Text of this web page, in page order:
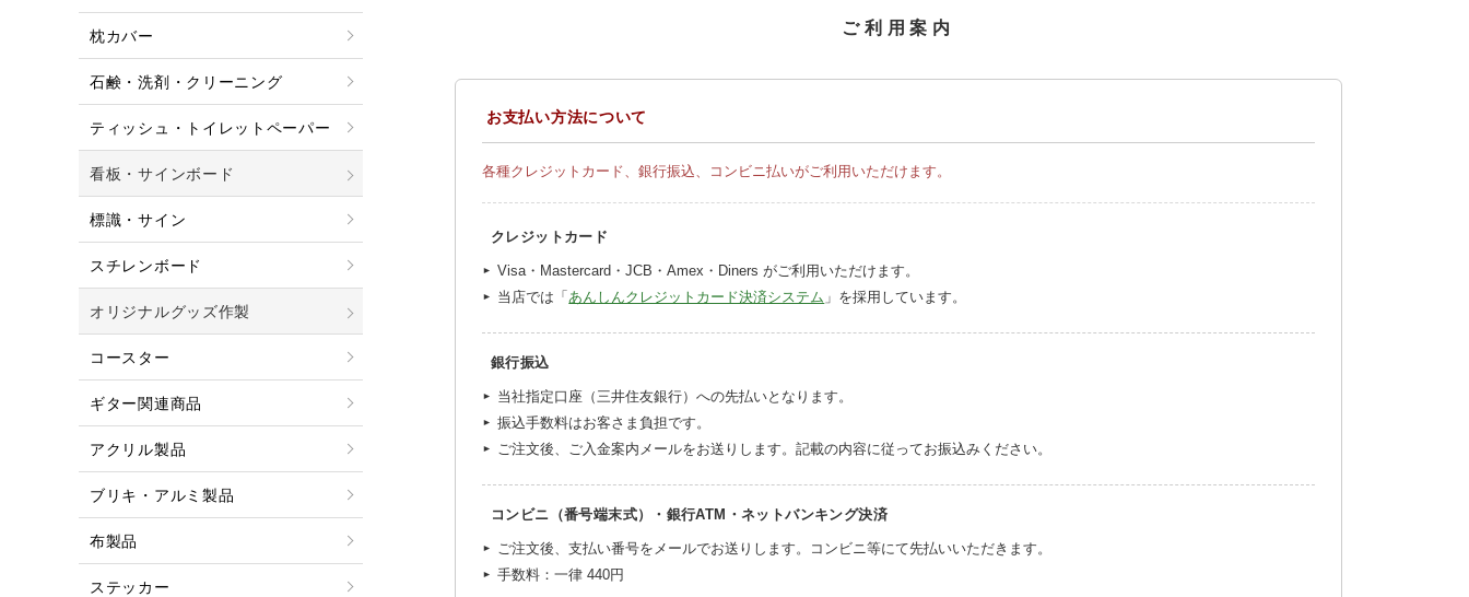
ご利用案内
お支払い方法について
各種クレジットカード、銀行振込、コンビニ払いがご利用いただけます。
クレジットカード
Visa・Mastercard・JCB・Amex・Diners がご利用いただけます。
当店では「あんしんクレジットカード決済システム 」を採用しています。
銀行振込
当社指定口座（三井住友銀行）への先払いとなります。
振込手数料はお客さま負担です。
ご注文後、ご入金案内メールをお送りします。記載の内容に従ってお振込みください。
コンビニ（番号端末式）・銀行ATM・ネットバンキング決済
ご注文後、支払い番号をメールでお送りします。コンビニ等にて先払いいただきます。
手数料：一律440円
枕カバー
石鹸・洗剤・クリーニング
ティッシュ・トイレットペーパー
看板・サインボード
標識・サイン
スチレンボード
オリジナルグッズ作製
コースター
ギター関連商品
アクリル製品
ブリキ・アルミ製品
布製品
ステッカー